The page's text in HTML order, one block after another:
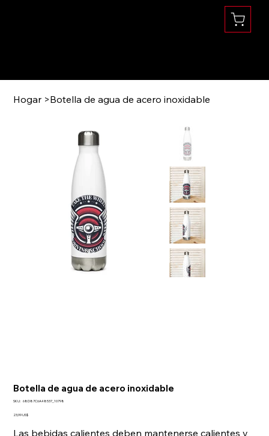
Hogar >Botella de agua de acero inoxidable
Botella de agua de acero inoxidable
SKU: SKU
68D87C6A48537_10798
Precio
23,99 US$
Las bebidas calientes deben mantenerse calientes y